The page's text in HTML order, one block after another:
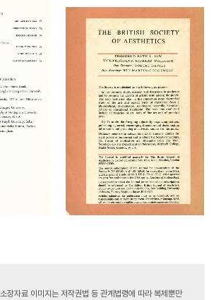
장자료 이미지는 저작권법 등 관계법령에 따라 복제뿐만